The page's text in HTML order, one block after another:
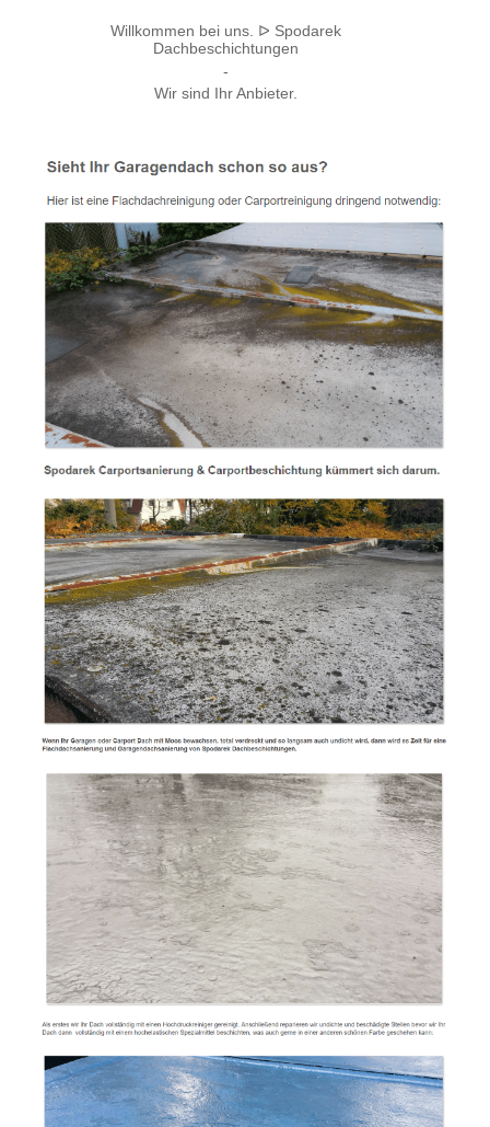
Willkommen bei uns. ᐅ Spodarek
Dachbeschichtungen
-
Wir sind Ihr Anbieter.